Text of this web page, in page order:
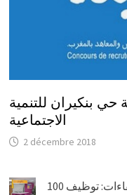
بنكيران للتنمية
الاجتماعية
2 décembre 2018
الوكالة الوطنية لإنعاش التشغيل والكفاءات: توظيف 100